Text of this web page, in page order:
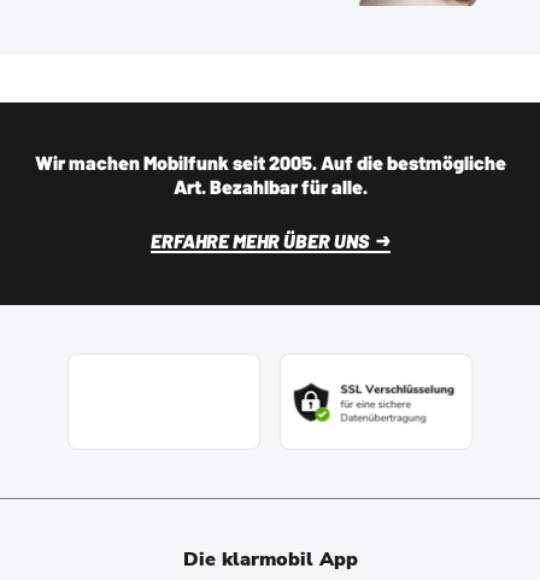
Wir machen Mobilfunk seit 2005. Auf die bestmögliche
Art. Bezahlbar für alle.
ERFAHRE MEHR ÜBER UNS
Die klarmobil App